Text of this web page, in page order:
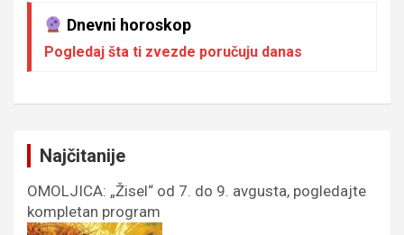
Dnevni horoskop
Pogledaj šta ti zvezde poručuju danas
Najčitanije
OMOLJICA: „Žisel“ od 7. do 9. avgusta, pogledajte
kompletan program